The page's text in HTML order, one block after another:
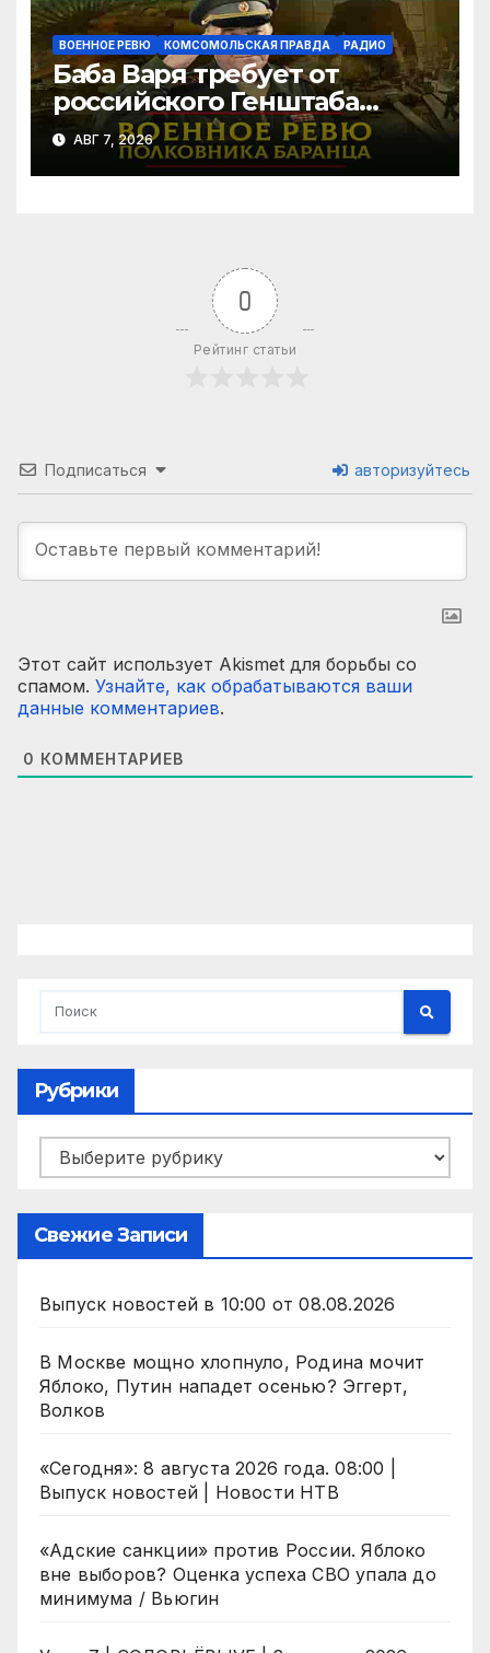
ВОЕННОЕ РЕВЮ КОМСОМОЛЬСКАЯ ПРАВДА РАДИО
Баба Варя требует от
российского Генштаба
стратегической операции
на Украине. Как быть? |
07.08.2026
АВГ 7, 2026
0
Рейтинг статьи
Подписаться авторизуйтесь
Этот сайт использует Akismet для борьбы со
спамом. Узнайте, как обрабатываются ваши
данные комментариев.
0 КОММЕНТАРИЕВ
Рубрики
Рубрики
Свежие Записи
Выпуск новостей в 10:00 от 08.08.2026
В Москве мощно хлопнуло, Родина мочит
Яблоко, Путин нападет осенью? Эггерт,
Волков
«Сегодня»: 8 августа 2026 года. 08:00 |
Выпуск новостей | Новости НТВ
«Адские санкции» против России. Яблоко
вне выборов? Оценка успеха СВО упала до
минимума / Вьюгин